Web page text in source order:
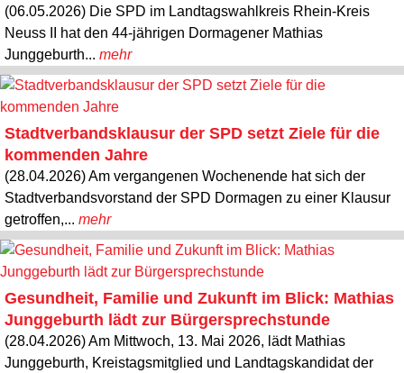
(06.05.2026) Die SPD im Landtagswahlkreis Rhein-Kreis
Neuss II hat den 44-jährigen Dormagener Mathias
Junggeburth... mehr
Stadtverbandsklausur der SPD setzt Ziele für die
kommenden Jahre
(28.04.2026) Am vergangenen Wochenende hat sich der
Stadtverbandsvorstand der SPD Dormagen zu einer Klausur
getroffen,... mehr
Gesundheit, Familie und Zukunft im Blick: Mathias
Junggeburth lädt zur Bürgersprechstunde
(28.04.2026) Am Mittwoch, 13. Mai 2026, lädt Mathias
Junggeburth, Kreistagsmitglied und Landtagskandidat der